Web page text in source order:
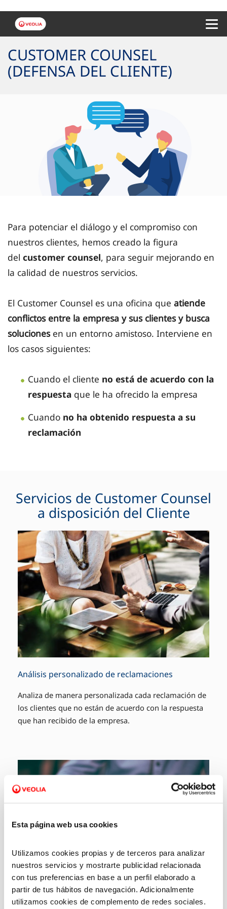
Esta página web usa cookies
Utilizamos cookies propias y de terceros para analizar
nuestros servicios y mostrarte publicidad relacionada
con tus preferencias en base a un perfil elaborado a
partir de tus hábitos de navegación. Adicionalmente
utilizamos cookies de complemento de redes sociales.
CUSTOMER COUNSEL
(DEFENSA DEL CLIENTE)
Para potenciar el diálogo y el compromiso con
nuestros clientes, hemos creado la figura
del customer counsel, para seguir mejorando en
la calidad de nuestros servicios.
El Customer Counsel es una oficina que atiende
conflictos entre la empresa y sus clientes y busca
soluciones en un entorno amistoso. Interviene en
los casos siguientes:
Cuando el cliente no está de acuerdo con la
respuesta que le ha ofrecido la empresa
Cuando no ha obtenido respuesta a su
reclamación
Servicios de Customer Counsel
a disposición del Cliente
Análisis personalizado de reclamaciones
Analiza de manera personalizada cada reclamación de
los clientes que no están de acuerdo con la respuesta
que han recibido de la empresa.
Defensa de los derechos del cliente ante la